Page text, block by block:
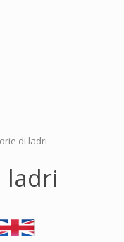
di ladri
ladri